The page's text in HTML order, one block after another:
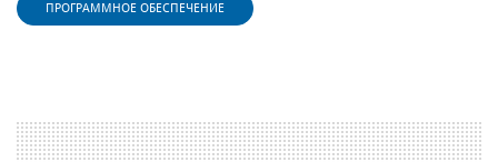
ПРОГРАММНОЕ ОБЕСПЕЧЕНИЕ